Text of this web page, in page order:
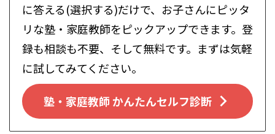
に答える(選択する)だけで、お子さんにピッタ
リな塾・家庭教師をピックアップできます。登
録も相談も不要、そして無料です。まずは気軽
に試してみてください。
塾・家庭教師 かんたんセルフ診断